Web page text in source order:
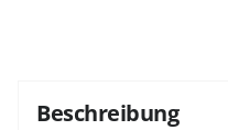
Beschreibung